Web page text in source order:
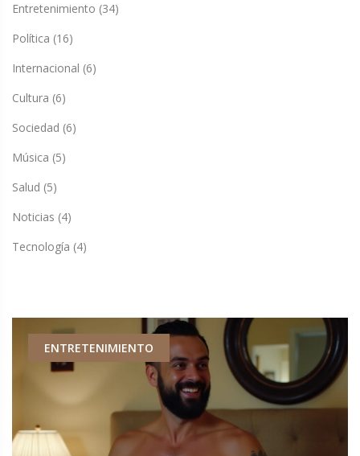
Entretenimiento (34)
Política (16)
Internacional (6)
Cultura (6)
Sociedad (6)
Música (5)
Salud (5)
Noticias (4)
Tecnología (4)
ENTRETENIMIENTO